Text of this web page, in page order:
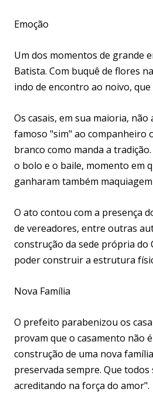
Emoção
Um dos momentos de grande
Batista. Com buquê de flores
indo de encontro ao noivo,
Os casais, em sua maioria,
famoso "sim" ao companheiro
branco como manda a
o bolo e o baile, momento em
ganharam também
O ato contou com a presença
de vereadores, entre outras
construção da sede própria do
poder construir a estrutura
Nova Família
O prefeito parabenizou os
provam que o casamento não
construção de uma nova
preservada sempre. Que
acreditando na força do amor".